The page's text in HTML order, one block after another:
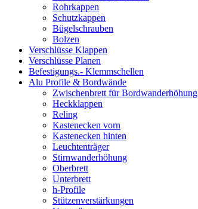
Rohrkappen
Schutzkappen
Bügelschrauben
Bolzen
Verschlüsse Klappen
Verschlüsse Planen
Befestigungs.- Klemmschellen
Alu Profile & Bordwände
Zwischenbrett für Bordwanderhöhung
Heckklappen
Reling
Kastenecken vorn
Kastenecken hinten
Leuchtenträger
Stirnwanderhöhung
Oberbrett
Unterbrett
h-Profile
Stützenverstärkungen